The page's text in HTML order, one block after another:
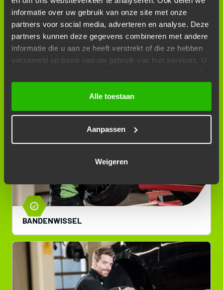
informatie over uw gebruik van onze site met onze
partners voor social media, adverteren en analyse. Deze
partners kunnen deze gegevens combineren met andere
informatie die u aan ze heeft verstrekt of die ze hebben
verzameld op basis van uw gebruik van hun services. U
gebruiken.
Alle toestaan
Aanpassen
Weigeren
BANDENWISSEL